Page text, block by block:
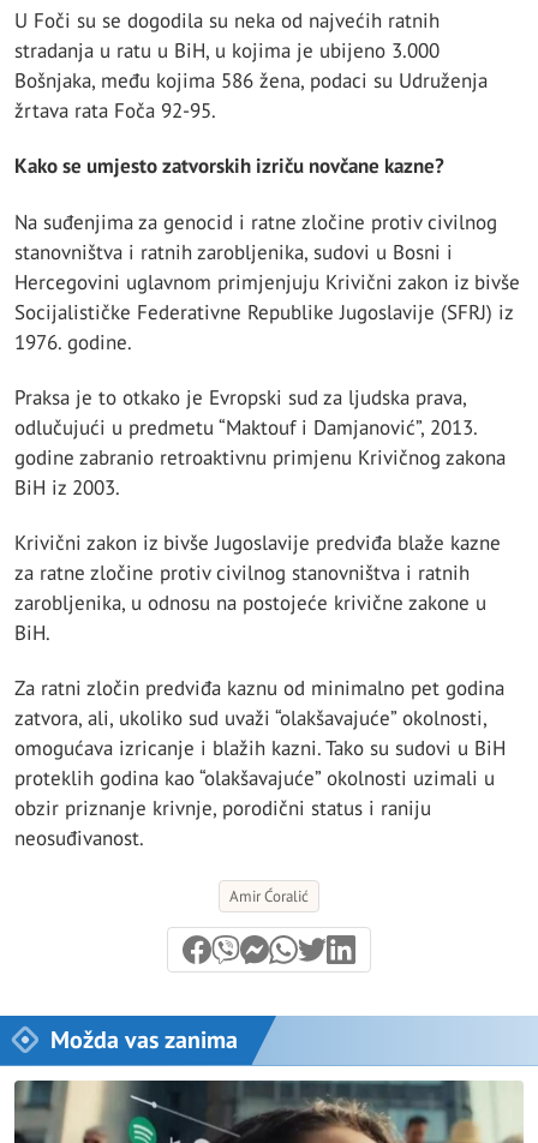
U Foči su se dogodila su neka od najvećih ratnih
stradanja u ratu u BiH, u kojima je ubijeno 3.000
Bošnjaka, među kojima 586 žena, podaci su Udruženja
žrtava rata Foča 92-95.
Kako se umjesto zatvorskih izriču novčane kazne?
Na suđenjima za genocid i ratne zločine protiv civilnog
stanovništva i ratnih zarobljenika, sudovi u Bosni i
Hercegovini uglavnom primjenjuju Krivični zakon iz bivše
Socijalističke Federativne Republike Jugoslavije (SFRJ) iz
1976. godine.
Praksa je to otkako je Evropski sud za ljudska prava,
odlučujući u predmetu “Maktouf i Damjanović”, 2013.
godine zabranio retroaktivnu primjenu Krivičnog zakona
BiH iz 2003.
Krivični zakon iz bivše Jugoslavije predviđa blaže kazne
za ratne zločine protiv civilnog stanovništva i ratnih
zarobljenika, u odnosu na postojeće krivične zakone u
BiH.
Za ratni zločin predviđa kaznu od minimalno pet godina
zatvora, ali, ukoliko sud uvaži “olakšavajuće” okolnosti,
omogućava izricanje i blažih kazni. Tako su sudovi u BiH
proteklih godina kao “olakšavajuće” okolnosti uzimali u
obzir priznanje krivnje, porodični status i raniju
neosuđivanost.
Amir Ćoralić
Možda vas zanima